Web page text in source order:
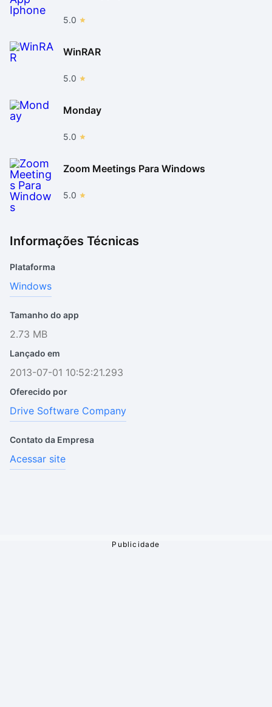
5.0
WinRAR
5.0
Monday
5.0
Zoom Meetings Para Windows
5.0
Informações Técnicas
Plataforma
Windows
Tamanho do app
2.73 MB
Lançado em
2013-07-01 10:52:21.293
Oferecido por
Drive Software Company
Contato da Empresa
Acessar site